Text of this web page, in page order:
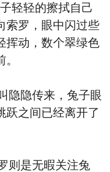
轻轻的擦拭自己
索罗，眼中闪过些
挥动，数个翠绿色
隐隐传来，兔子眼
跃之间已经离开了
则是无暇关注兔